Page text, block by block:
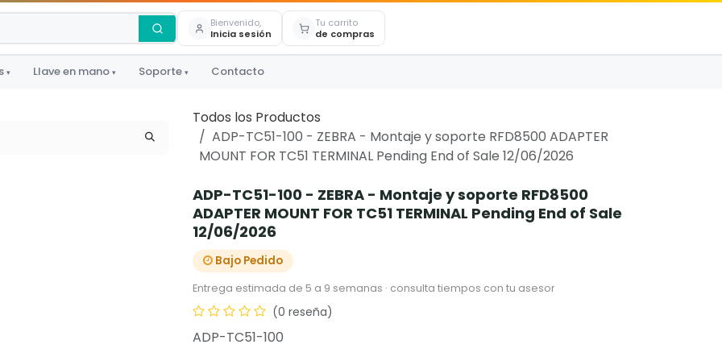
Bienvenido,
Inicia sesión
Tu carrito
de compras
▾ Llave en mano ▾ Soporte ▾ Contacto
Todos los Productos
ADP-TC51-100 - ZEBRA - Montaje y soporte RFD8500 ADAPTER
MOUNT FOR TC51 TERMINAL Pending End of Sale 12/06/2026
ADP-TC51-100 - ZEBRA - Montaje y soporte RFD8500
ADAPTER MOUNT FOR TC51 TERMINAL Pending End of Sale
12/06/2026
Bajo Pedido
Entrega estimada de 5 a 9 semanas · consulta tiempos con tu asesor
(0 reseña)
ADP-TC51-100